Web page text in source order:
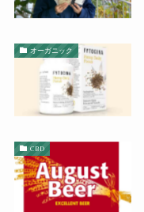
オーガニック
CBD